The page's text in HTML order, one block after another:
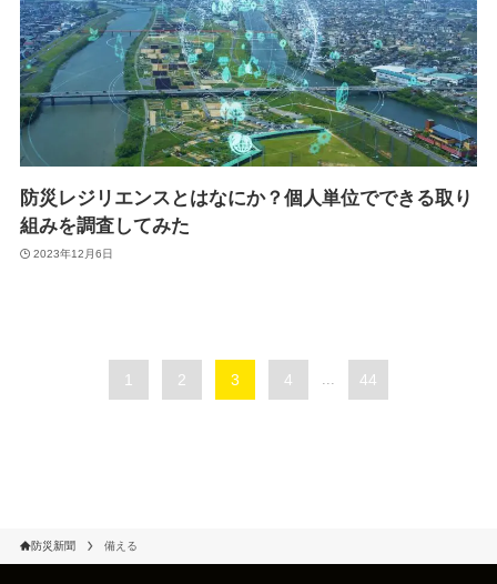
防災レジリエンスとはなにか？個人単位でできる取り
組みを調査してみた
2023年12月6日
1 2 3 4 ... 44
防災新聞 備える